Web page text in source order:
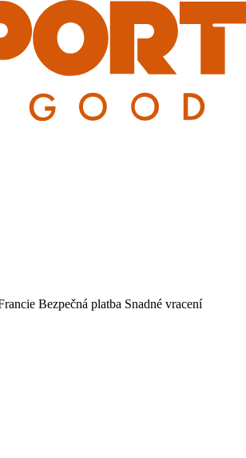
Bezpečná platba Snadné vracení